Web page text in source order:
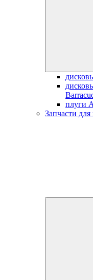
плуги
Запчасти для